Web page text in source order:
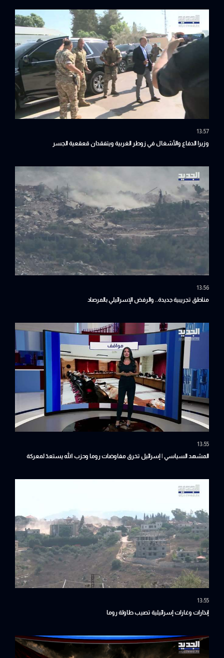
13:57
وزيرا الدفاع والأشغال في زوطر الغربية ويتفقدان قعقعية الجسر
13:56
مناطق تجريبية جديدة.. والرفض الإسرائيلي بالمرصاد
13:55
المشهد السياسي | إسرائيل تخرق مفاوضات روما وحزب الله يستعدّ لمعركة
13:55
إنذارات وغارات إسرائيلية تصيب طاولة روما